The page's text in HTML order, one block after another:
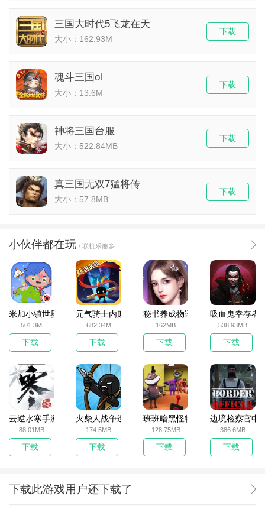
三国大时代5飞龙在天
大小：162.93M
下载
魂斗三国ol
大小：13.6M
下载
神将三国台服
大小：522.84MB
下载
真三国无双7猛将传
大小：57.8MB
下载
小伙伴都在玩 / 联机乐趣多
米加小镇世界2025官方版
501.3M
下载
元气骑士内购破解版
682.34M
下载
秘书养成物语
162MB
下载
吸血鬼幸存者
538.93MB
下载
云逆水寒手游
88.01MB
下载
火柴人战争遗产无敌版
174.5MB
下载
班班暗黑怪物生存挑战5
128.75MB
下载
边境检察官中
386.6MB
下载
下载此游戏用户还下载了